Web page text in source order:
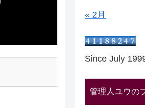
« 2月
Since July
管理人ユウの